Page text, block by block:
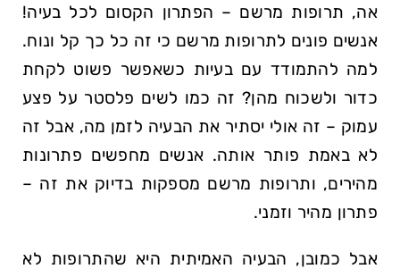
אה, תרופות מרשם – הפתרון הקסום לכל בעיה!
אנשים פונים לתרופות מרשם כי⁤ זה כל⁣ כך קל ונוח.
למה להתמודד עם בעיות כשאפשר פשוט לקחת
כדור ולשכוח מהן? זה כמו לשים ‌פלסטר על פצע
עמוק – זה ⁣אולי יסתיר את הבעיה ⁤לזמן מה, אבל זה
לא באמת פותר אותה. אנשים מחפשים פתרונות
מהירים, ותרופות מרשם מספקות בדיוק את זה –
פתרון⁢ מהיר וזמני.
אבל כמובן, הבעיה האמיתית היא שהתרופות לא⁤